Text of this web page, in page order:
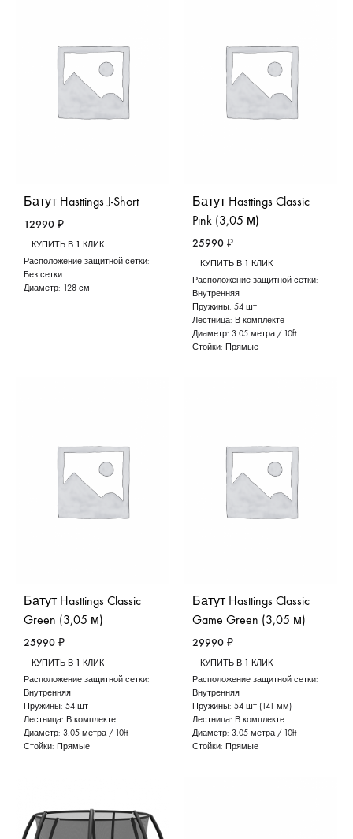
Батут Hasttings J-Short
12990 ₽
КУПИТЬ В 1 КЛИК
Расположение защитной сетки:
Без сетки
Диаметр: 128 см
Батут Hasttings Classic
Pink (3,05 м)
25990 ₽
КУПИТЬ В 1 КЛИК
Расположение защитной сетки:
Внутренняя
Пружины: 54 шт
Лестница: В комплекте
Диаметр: 3.05 метра / 10ft
Стойки: Прямые
Батут Hasttings Classic
Green (3,05 м)
25990 ₽
КУПИТЬ В 1 КЛИК
Расположение защитной сетки:
Внутренняя
Пружины: 54 шт
Лестница: В комплекте
Диаметр: 3.05 метра / 10ft
Стойки: Прямые
Батут Hasttings Classic
Game Green (3,05 м)
29990 ₽
КУПИТЬ В 1 КЛИК
Расположение защитной сетки:
Внутренняя
Пружины: 54 шт (141 мм)
Лестница: В комплекте
Диаметр: 3.05 метра / 10ft
Стойки: Прямые